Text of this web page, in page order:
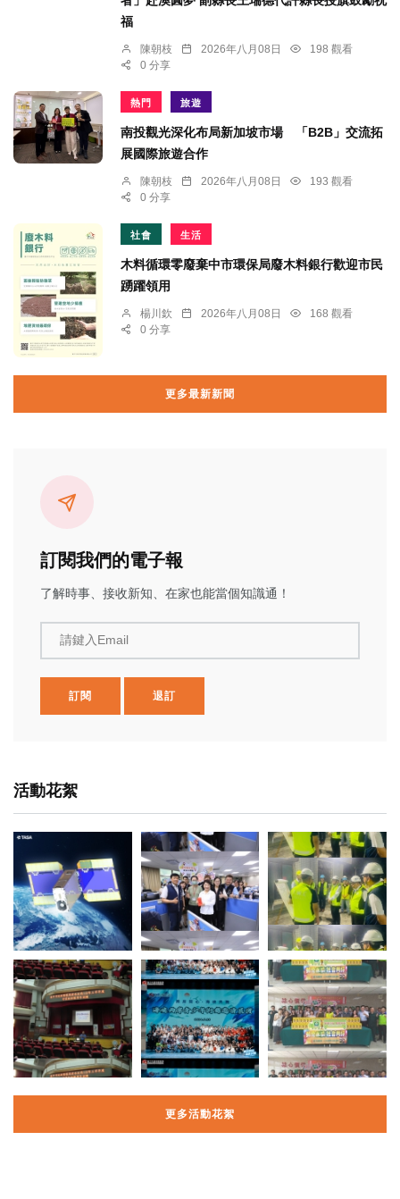
福
陳朝枝 2026年八月08日
198 觀看
0 分享
熱門 旅遊
南投觀光深化布局新加坡市場 「B2B」交流拓
展國際旅遊合作
陳朝枝 2026年八月08日
193 觀看
0 分享
社會 生活
木料循環零廢棄中市環保局廢木料銀行歡迎市民
踴躍領用
楊川欽 2026年八月08日
168 觀看
0 分享
更多最新新聞
訂閱我們的電子報
了解時事、接收新知、在家也能當個知識通！
請鍵入Email
訂閱 退訂
活動花絮
更多活動花絮